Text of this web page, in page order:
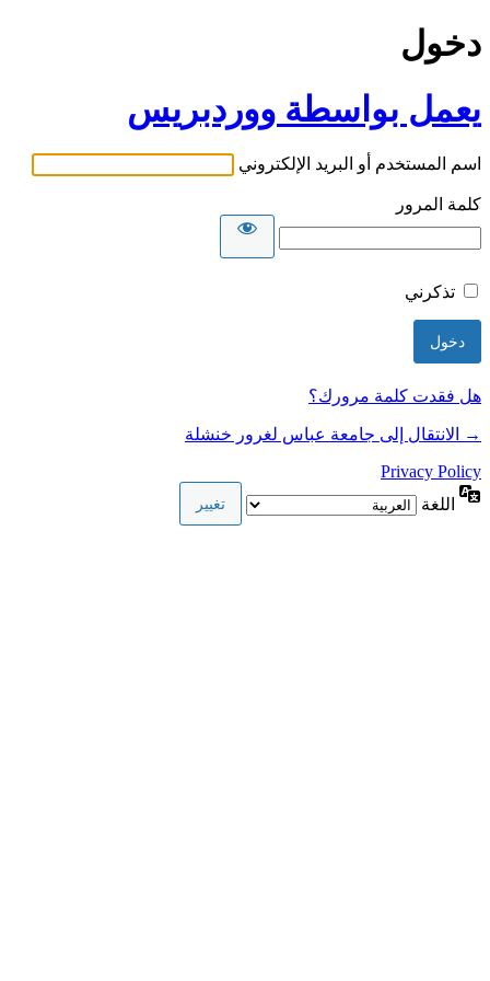
دخول
يعمل بواسطة ووردبريس
اسم المستخدم أو البريد الإلكتروني
كلمة المرور
تذكرني
هل فقدت كلمة مرورك؟
→ الانتقال إلى جامعة عباس لغرور خنشلة
Privacy Policy
اللغة